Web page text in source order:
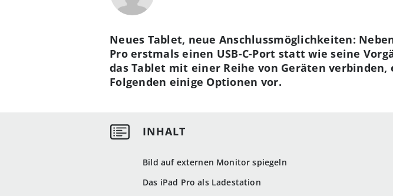
Bild auf externen Monitor spiegeln
Das iPad Pro als Ladestation
Neues Tablet, neue Anschlussmöglichkeiten:
Pro erstmals einen USB-C-Port statt wie seine
das Tablet mit einer Reihe von Geräten
Folgenden einige Optionen vor.